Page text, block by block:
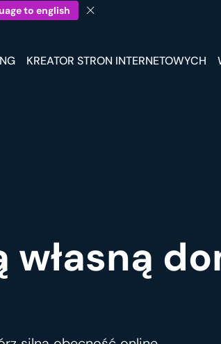
to english
KREATOR STRON INTERNETOWYCH
własną